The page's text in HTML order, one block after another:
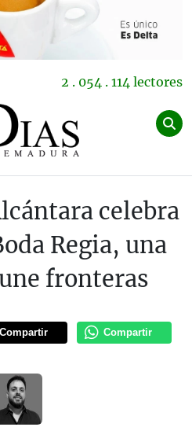
2 . 054 . 114 lectores
celebra
Regia, una
fronteras
Compartir Compartir